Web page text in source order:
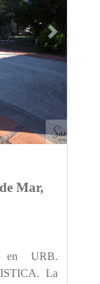
Next
Mar,
en URB.
La